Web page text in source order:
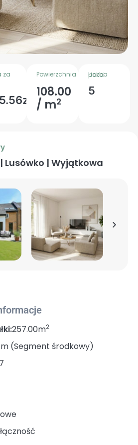
Powierzchnia
108.00
/ m2
Liczba pokoi
5
Lusówko | Wyjątkowa
257.00m2
(Segment środkowy)